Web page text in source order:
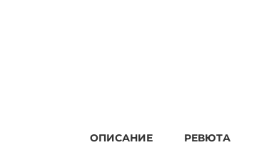
ОПИСАНИЕ РЕВЮТА